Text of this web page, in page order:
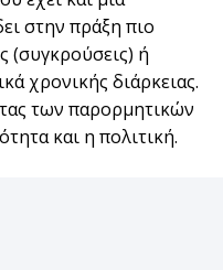
στην πράξη πιο
(συγκρούσεις) ή
χρονικής διάρκειας.
των παρορμητικών
και η πολιτική.